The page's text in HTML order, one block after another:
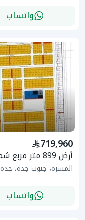
واتساب
719,960
أرض 899 متر مربع شمالية على شارع 20م
المسرة، جنوب جدة، جدة
واتساب